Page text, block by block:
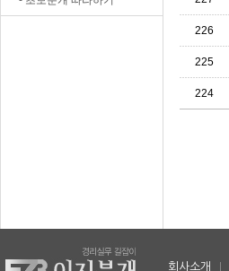
226
225
224
회사소개